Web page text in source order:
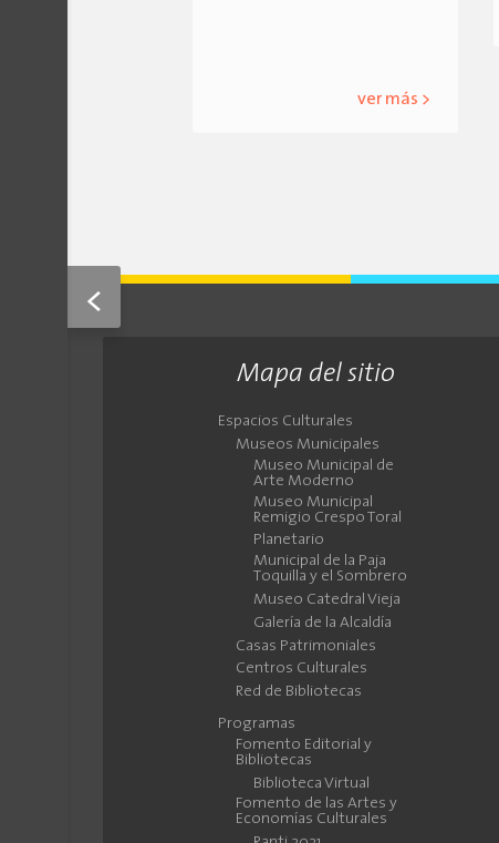
<
ver más >
Mapa del sitio
Espacios Culturales
Museos Municipales
Museo Municipal de
Arte Moderno
Museo Municipal
Remigio Crespo Toral
Planetario
Municipal de la Paja
Toquilla y el Sombrero
Museo Catedral Vieja
Galería de la Alcaldía
Casas Patrimoniales
Centros Culturales
Red de Bibliotecas
Programas
Fomento Editorial y
Bibliotecas
Biblioteca Virtual
Fomento de las Artes y
Economías Culturales